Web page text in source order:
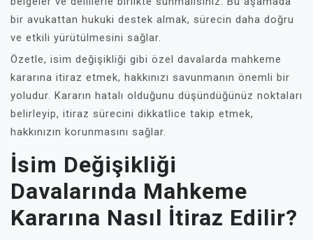
bir avukattan hukuki destek almak, sürecin daha doğru
ve etkili yürütülmesini sağlar.
Özetle, isim değişikliği gibi özel davalarda mahkeme
kararına itiraz etmek, hakkınızı savunmanın önemli bir
yoludur. Kararın hatalı olduğunu düşündüğünüz noktaları
belirleyip, itiraz sürecini dikkatlice takip etmek,
hakkınızın korunmasını sağlar.
İsim Değişikliği
Davalarında Mahkeme
Kararına Nasıl İtiraz Edilir?